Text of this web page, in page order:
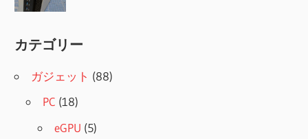
カテゴリー
ガジェット (88)
PC (18)
eGPU (5)